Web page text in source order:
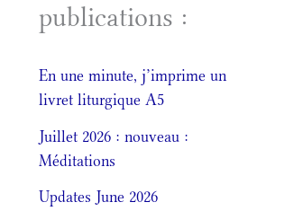
publications :
En une minute, j’imprime un
livret liturgique A5
Juillet 2026 : nouveau :
Méditations
Updates June 2026